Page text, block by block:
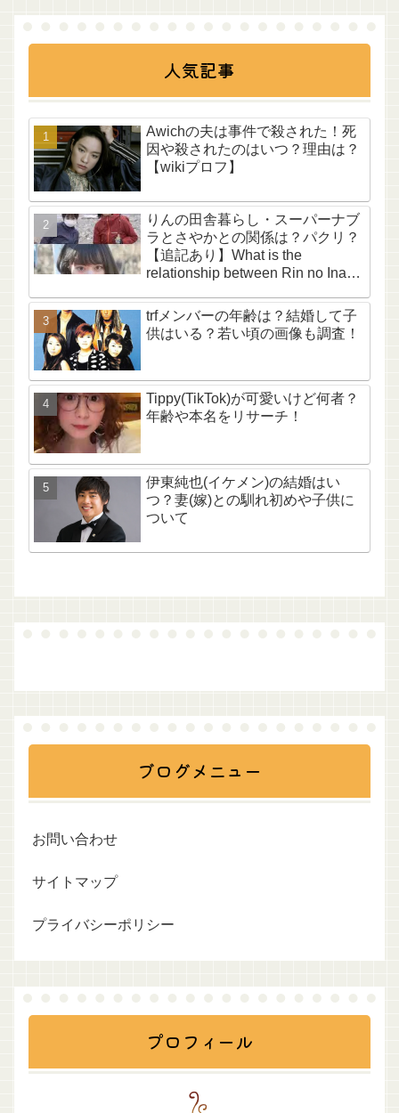
人気記事
Awichの夫は事件で殺された！死
因や殺されたのはいつ？理由は？
【wikiプロフ】
りんの田舎暮らし・スーパーナブ
ラとさやかとの関係は？パクリ？
【追記あり】What is the
relationship between Rin no Inaka
Sayaka? Is it plagiarism? [Update
included]
trfメンバーの年齢は？結婚して子
供はいる？若い頃の画像も調査！
Tippy(TikTok)が可愛いけど何者？
年齢や本名をリサーチ！
伊東純也(イケメン)の結婚はい
つ？妻(嫁)との馴れ初めや子供に
ついて
ブログメニュー
お問い合わせ
サイトマップ
プライバシーポリシー
プロフィール